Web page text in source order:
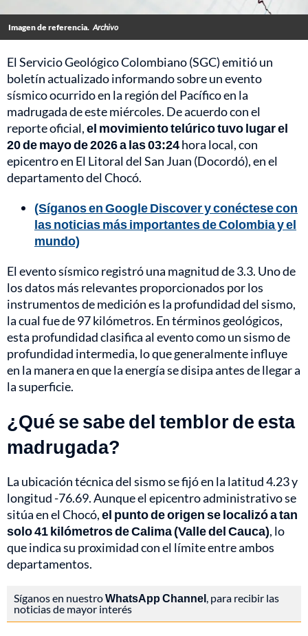
Imagen de referencia. Archivo
El Servicio Geológico Colombiano (SGC) emitió un
boletín actualizado informando sobre un evento
sísmico ocurrido en la región del Pacífico en la
madrugada de este miércoles. De acuerdo con el
reporte oficial,el movimiento telúrico tuvo lugar el
20 de mayo de 2026 a las 03:24hora local, con
epicentro en El Litoral del San Juan (Docordó), en el
departamento del Chocó.
(Síganos en Google Discover y conéctese con
las noticias más importantes de Colombia y el
mundo)
El evento sísmico registró una magnitud de 3.3. Uno de
los datos más relevantes proporcionados por los
instrumentos de medición es la profundidad del sismo,
la cual fue de 97 kilómetros. En términos geológicos,
esta profundidad clasifica al evento como un sismo de
profundidad intermedia, lo que generalmente influye
en la manera en que la energía se disipa antes de llegar a
la superficie.
¿Qué se sabe del temblor de esta
madrugada?
La ubicación técnica del sismo se fijó en la latitud 4.23 y
longitud -76.69. Aunque el epicentro administrativo se
sitúa en el Chocó,el punto de origen se localizó a tan
solo 41 kilómetros de Calima (Valle del Cauca), lo
que indica su proximidad con el límite entre ambos
departamentos.
Síganos en nuestroWhatsApp Channel, para recibir las
noticias de mayor interés